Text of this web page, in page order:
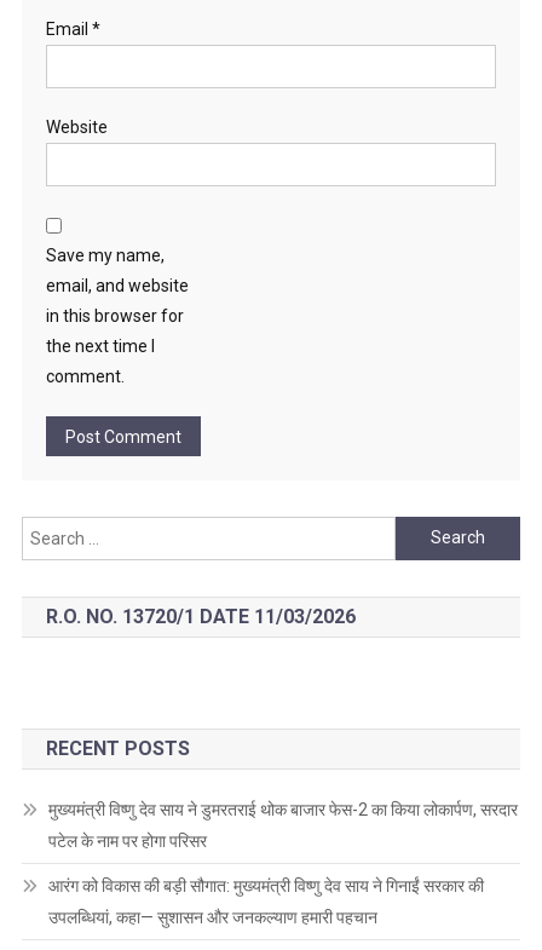
Email *
Website
Save my name,
email, and website
in this browser for
the next time I
comment.
Search
for:
R.O. NO. 13720/1 DATE 11/03/2026
RECENT POSTS
मुख्यमंत्री विष्णु देव साय ने डुमरतराई थोक बाजार फेस-2 का किया लोकार्पण, सरदार
पटेल के नाम पर होगा परिसर
आरंग को विकास की बड़ी सौगात: मुख्यमंत्री विष्णु देव साय ने गिनाईं सरकार की
उपलब्धियां, कहा— सुशासन और जनकल्याण हमारी पहचान